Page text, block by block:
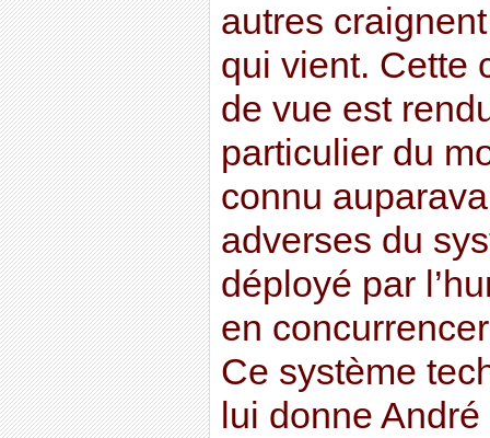
autres
qui vient. Cette
de vue est
particulier du
connu
adverses du
déployé par
en
Ce système
lui donne